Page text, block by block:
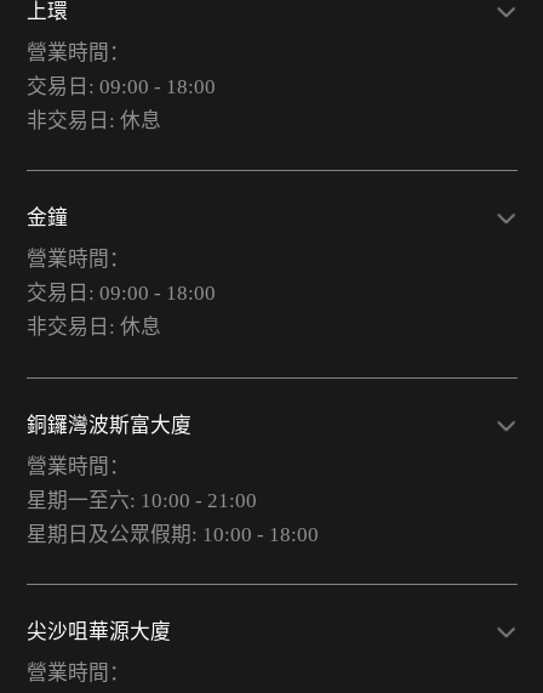
上環
營業時間：
交易日: 09:00 - 18:00
非交易日: 休息
金鐘
營業時間：
交易日: 09:00 - 18:00
非交易日: 休息
銅鑼灣波斯富大廈
營業時間：
星期一至六: 10:00 - 21:00
星期日及公眾假期: 10:00 - 18:00
尖沙咀華源大廈
營業時間：